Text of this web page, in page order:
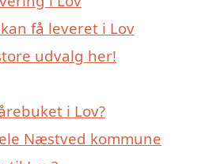
få leveret i Lov
udvalg her!
i Lov?
Næstved kommune